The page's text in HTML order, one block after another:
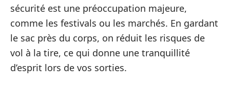
sécurité est une préoccupation majeure,
comme les festivals ou les marchés. En gardant
le sac près du corps, on réduit les risques de
vol à la tire, ce qui donne une tranquillité
d’esprit lors de vos sorties.